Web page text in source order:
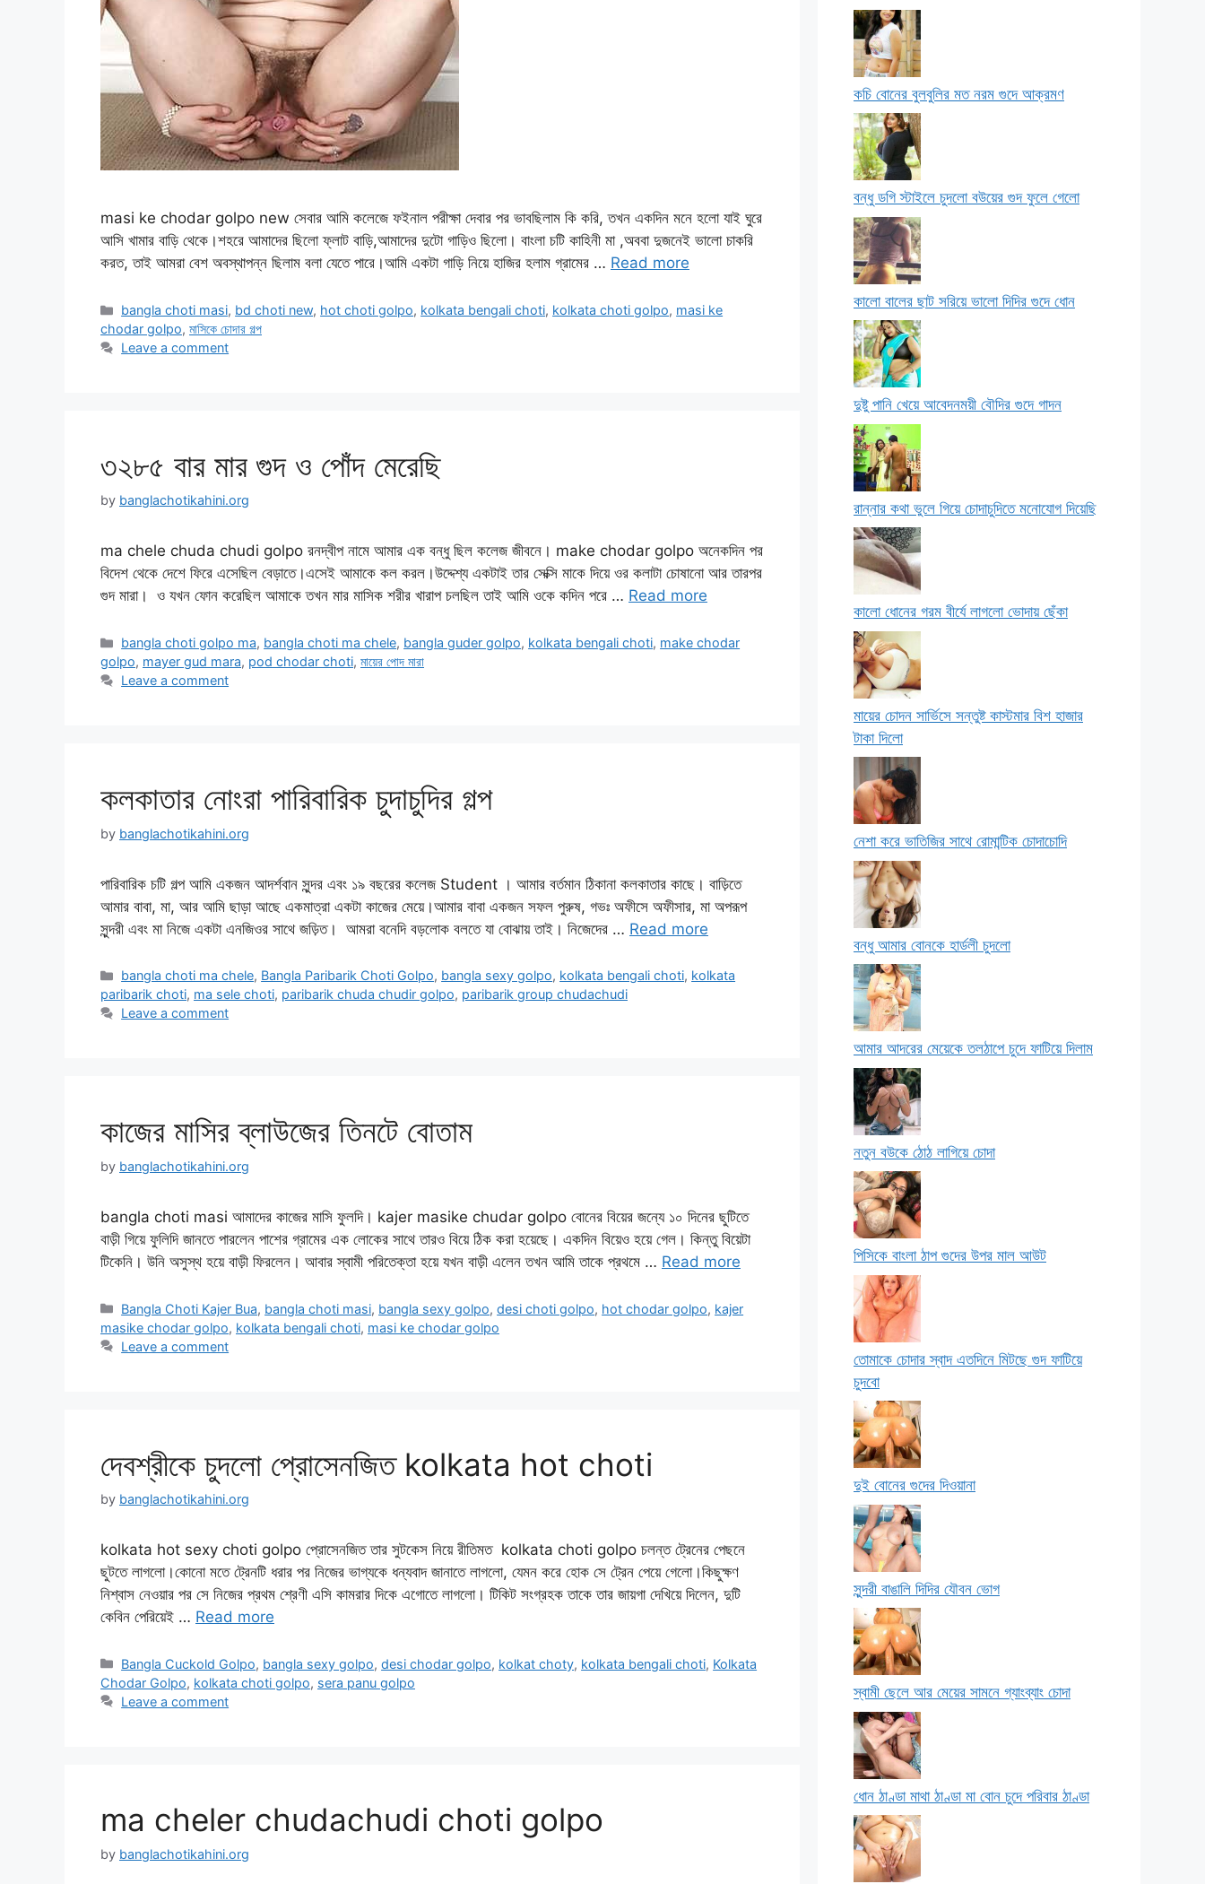
masi ke chodar golpo new সেবার আমি কলেজে ফইনাল পরীক্ষা দেবার পর ভাবছিলাম কি করি, তখন একদিন মনে হলো যাই ঘুরে
আসি খামার বাড়ি থেকে।শহরে আমাদের ছিলো ফ্লাট বাড়ি,আমাদের দুটো গাড়িও ছিলো। বাংলা চটি কাহিনী মা ,অববা দুজনেই ভালো চাকরি
করত, তাই আমরা বেশ অবস্থাপন্ন ছিলাম বলা যেতে পারে।আমি একটা গাড়ি নিয়ে হাজির হলাম গ্রামের … Read more
Categories
bangla choti masi, bd choti new, hot choti golpo, kolkata bengali choti, kolkata choti golpo, masi ke
chodar golpo, মাসিকে চোদার গল্প
Leave a comment
৩২৮৫ বার মার গুদ ও পোঁদ মেরেছি
by banglachotikahini.org
ma chele chuda chudi golpo রনদ্বীপ নামে আমার এক বন্ধু ছিল কলেজ জীবনে। make chodar golpo অনেকদিন পর
বিদেশ থেকে দেশে ফিরে এসেছিল বেড়াতে।এসেই আমাকে কল করল।উদ্দেশ্য একটাই তার সেক্সি মাকে দিয়ে ওর কলাটা চোষানো আর তারপর
গুদ মারা। ও যখন ফোন করেছিল আমাকে তখন মার মাসিক শরীর খারাপ চলছিল তাই আমি ওকে কদিন পরে … Read more
Categories
bangla choti golpo ma, bangla choti ma chele, bangla guder golpo, kolkata bengali choti, make chodar
golpo, mayer gud mara, pod chodar choti, মায়ের পোদ মারা
Leave a comment
কলকাতার নোংরা পারিবারিক চুদাচুদির গল্প
by banglachotikahini.org
পারিবারিক চটি গল্প আমি একজন আদর্শবান সুন্দর এবং ১৯ বছরের কলেজ Student । আমার বর্তমান ঠিকানা কলকাতার কাছে। বাড়িতে
আমার বাবা, মা, আর আমি ছাড়া আছে একমাত্রা একটা কাজের মেয়ে।আমার বাবা একজন সফল পুরুষ, গভঃ অফীসে অফীসার, মা অপরূপ
সুন্দরী এবং মা নিজে একটা এনজিওর সাথে জড়িত। আমরা বনেদি বড়লোক বলতে যা বোঝায় তাই। নিজেদের … Read more
Categories
bangla choti ma chele, Bangla Paribarik Choti Golpo, bangla sexy golpo, kolkata bengali choti, kolkata
paribarik choti, ma sele choti, paribarik chuda chudir golpo, paribarik group chudachudi
Leave a comment
কাজের মাসির ব্লাউজের তিনটে বোতাম
by banglachotikahini.org
bangla choti masi আমাদের কাজের মাসি ফুলদি। kajer masike chudar golpo বোনের বিয়ের জন্যে ১০ দিনের ছুটিতে
বাড়ী গিয়ে ফুলিদি জানতে পারলেন পাশের গ্রামের এক লোকের সাথে তারও বিয়ে ঠিক করা হয়েছে। একদিন বিয়েও হয়ে গেল। কিন্তু বিয়েটা
টিকেনি। উনি অসুস্থ হয়ে বাড়ী ফিরলেন। আবার স্বামী পরিতেক্তা হয়ে যখন বাড়ী এলেন তখন আমি তাকে প্রথমে … Read more
Categories
Bangla Choti Kajer Bua, bangla choti masi, bangla sexy golpo,desi choti golpo, hot chodar golpo, kajer
masike chodar golpo, kolkata bengali choti, masi ke chodar golpo
Leave a comment
দেবশ্রীকে চুদলো প্রোসেনজিত kolkata hot choti
by banglachotikahini.org
kolkata hot sexy choti golpo প্রোসেনজিত তার সুটকেস নিয়ে রীতিমত kolkata choti golpo চলন্ত ট্রেনের পেছনে
ছুটতে লাগলো।কোনো মতে ট্রেনটি ধরার পর নিজের ভাগ্যকে ধন্যবাদ জানাতে লাগলো, যেমন করে হোক সে ট্রেন পেয়ে গেলো।কিছুক্ষণ
নিশ্বাস নেওয়ার পর সে নিজের প্রথম শ্রেণী এসি কামরার দিকে এগোতে লাগলো। টিকিট সংগ্রহক তাকে তার জায়গা দেখিয়ে দিলেন, দুটি
কেবিন পেরিয়েই … Read more
Categories
Bangla Cuckold Golpo, bangla sexy golpo,desi chodar golpo, kolkat choty, kolkata bengali choti, Kolkata
Chodar Golpo, kolkata choti golpo, sera panu golpo
Leave a comment
ma cheler chudachudi choti golpo
by banglachotikahini.org
কচি বোনের বুলবুলির মত নরম গুদে আক্রমণ
বন্ধু ডগি স্টাইলে চুদলো বউয়ের গুদ ফুলে গেলো
কালো বালের ছাট সরিয়ে ভালো দিদির গুদে ধোন
দুষ্টু পানি খেয়ে আবেদনময়ী বৌদির গুদে গাদন
রান্নার কথা ভুলে গিয়ে চোদাচুদিতে মনোযোগ দিয়েছি
কালো ধোনের গরম বীর্যে লাগলো ভোদায় ছেঁকা
মায়ের চোদন সার্ভিসে সন্তুষ্ট কাস্টমার বিশ হাজার
টাকা দিলো
নেশা করে ভাতিজির সাথে রোমান্টিক চোদাচোদি
বন্ধু আমার বোনকে হার্ডলী চুদলো
আমার আদরের মেয়েকে তলঠাপে চুদে ফাটিয়ে দিলাম
নতুন বউকে ঠোঠ লাগিয়ে চোদা
পিসিকে বাংলা ঠাপ গুদের উপর মাল আউট
তোমাকে চোদার স্বাদ এতদিনে মিটছে গুদ ফাটিয়ে
চুদবো
দুই বোনের গুদের দিওয়ানা
সুন্দরী বাঙালি দিদির যৌবন ভোগ
স্বামী ছেলে আর মেয়ের সামনে গ্যাংব্যাং চোদা
ধোন ঠাণ্ডা মাথা ঠাণ্ডা মা বোন চুদে পরিবার ঠাণ্ডা